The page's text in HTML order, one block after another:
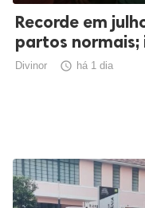
Recorde em
partos normais;
Divinor  há 1 dia